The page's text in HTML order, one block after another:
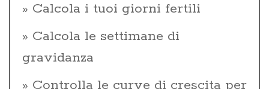
Calcola i tuoi giorni fertili
Calcola le settimane di
gravidanza
Controlla le curve di crescita per